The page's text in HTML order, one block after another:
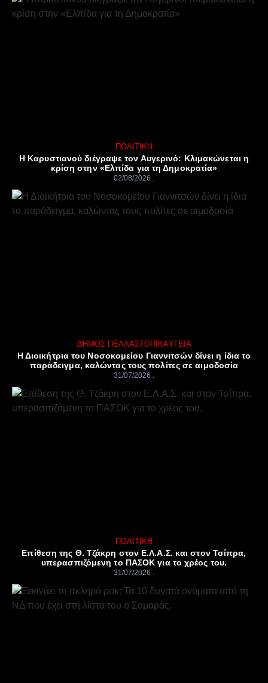
ΠΟΛΙΤΙΚΉ
Η Καρυστιανού διέγραψε τον Αυγερινό: Κλιμακώνεται η
κρίση στην «Ελπίδα για τη Δημοκρατία»
02/08/2026
ΔΉΜΟΣ ΠΈΛΛΑΣΤΟΠΙΚΆΥΓΕΊΑ
Η Διοικήτρια του Νοσοκομείου Γιαννιτσών δίνει η ίδια το
παράδειγμα, καλώντας τους πολίτες σε αιμοδοσία
31/07/2026
ΠΟΛΙΤΙΚΉ
Επίθεση της Θ. Τζάκρη στον Ε.Λ.Α.Σ. και στον Τσίπρα,
υπερασπιζόμενη το ΠΑΣΟΚ για το χρέος του.
31/07/2026